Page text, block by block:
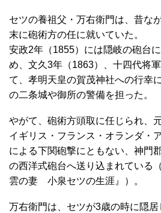
セツの養祖父・万右衛門は、昔な
末に砲術方の任に就いていた。
安政2年（1855）には隠岐の砲台
め、文久3年（1863）、十四代将
て、孝明天皇の賀茂神社への行幸
の二条城や御所の警備を担った。
やがて、砲術方頭取に任じられ、
イギリス・フランス・オランダ・
による下関砲撃にともない、神門
の西洋式砲台へ送り込まれている
雲の妻 小泉セツの生涯』）。
万右衛門は、セツが3歳の時に隠